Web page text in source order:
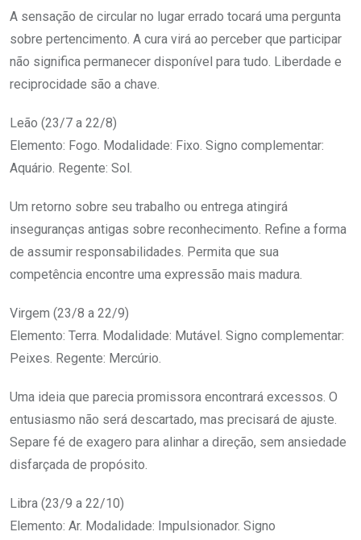
A sensação de circular no lugar errado tocará uma pergunta
sobre pertencimento. A cura virá ao perceber que participar
não significa permanecer disponível para tudo. Liberdade e
reciprocidade são a chave.
Leão (23/7 a 22/8)
Elemento: Fogo. Modalidade: Fixo. Signo complementar:
Aquário. Regente: Sol.
Um retorno sobre seu trabalho ou entrega atingirá
inseguranças antigas sobre reconhecimento. Refine a forma
de assumir responsabilidades. Permita que sua
competência encontre uma expressão mais madura.
Virgem (23/8 a 22/9)
Elemento: Terra. Modalidade: Mutável. Signo complementar:
Peixes. Regente: Mercúrio.
Uma ideia que parecia promissora encontrará excessos. O
entusiasmo não será descartado, mas precisará de ajuste.
Separe fé de exagero para alinhar a direção, sem ansiedade
disfarçada de propósito.
Libra (23/9 a 22/10)
Elemento: Ar. Modalidade: Impulsionador. Signo